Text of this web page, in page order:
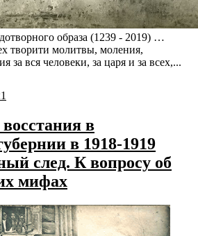
образа (1239 - 2019) …
творити молитвы, моления,
за вся человеки, за царя и за всех,...
в
в 1918-1919
след. К вопросу об
мифах